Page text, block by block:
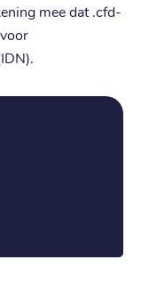
mee dat .cfd-